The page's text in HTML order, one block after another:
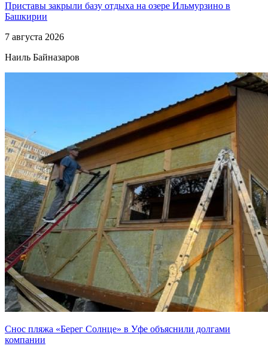
Приставы закрыли базу отдыха на озере Ильмурзино в
Башкирии
7 августа 2026
Наиль Байназаров
Снос пляжа «Берег Солнце» в Уфе объяснили долгами
компании